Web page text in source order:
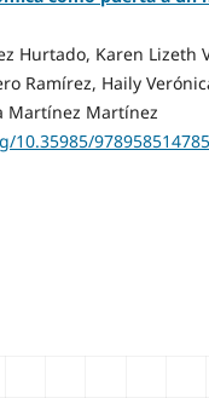
Hurtado, Karen Lizeth
Ramírez, Haily
Martínez Martínez
10.35985/